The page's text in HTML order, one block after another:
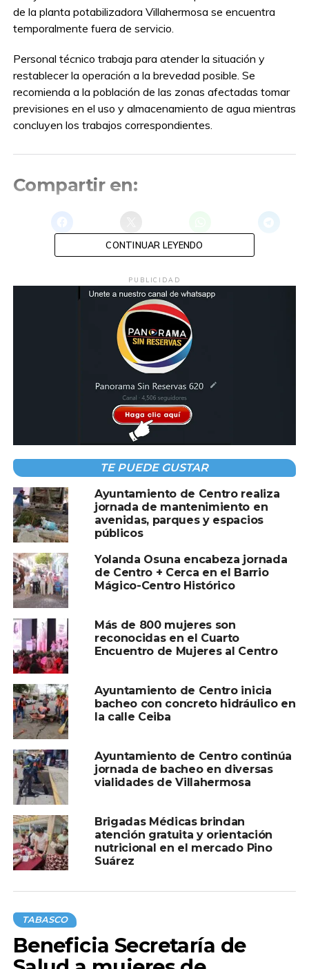
de la planta potabilizadora Villahermosa se encuentra
temporalmente fuera de servicio.
Personal técnico trabaja para atender la situación y
restablecer la operación a la brevedad posible. Se
recomienda a la población de las zonas afectadas tomar
previsiones en el uso y almacenamiento de agua mientras
concluyen los trabajos correspondientes.
Compartir en:
TEMAS RELACIONADOS: CENTRO
Centro de Salud de la Ranchería Mixteca
segunda sección de Centla, brindará
atención medica permanente
Reprograman evento “600 Días de Gobierno”
en Comalcalco por condiciones
CONTINUAR LEYENDO
PUBLICIDAD
TE PUEDE GUSTAR
Ayuntamiento de Centro realiza
jornada de mantenimiento en
avenidas, parques y espacios
públicos
Yolanda Osuna encabeza jornada
de Centro + Cerca en el Barrio
Mágico-Centro Histórico
Más de 800 mujeres son
reconocidas en el Cuarto
Encuentro de Mujeres al Centro
Ayuntamiento de Centro inicia
bacheo con concreto hidráulico en
la calle Ceiba
Ayuntamiento de Centro continúa
jornada de bacheo en diversas
vialidades de Villahermosa
Brigadas Médicas brindan
atención gratuita y orientación
nutricional en el mercado Pino
Suárez
TABASCO
Beneficia Secretaría de